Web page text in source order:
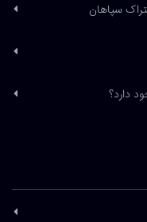
سپاهان
دارد؟